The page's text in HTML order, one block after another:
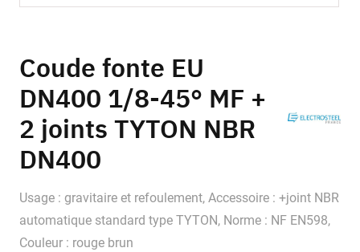
to
the
beginning
of
the
images
gallery
Coude fonte EU
DN400 1/8-45° MF +
2 joints TYTON NBR
DN400
Usage : gravitaire et refoulement, Accessoire : +joint NBR
automatique standard type TYTON, Norme : NF EN598,
Couleur : rouge brun